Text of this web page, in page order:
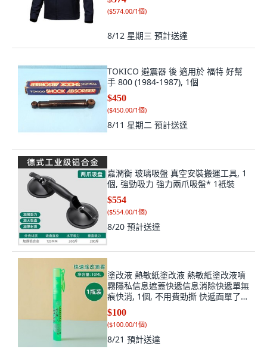
($574.00/1個)
8/12 星期三 預計送達
TOKICO 避震器 後 適用於 福特 好幫
手 800 (1984-1987), 1個
$450
($450.00/1個)
8/11 星期二 預計送達
嘉潤衡 玻璃吸盤 真空安裝搬運工具, 1
個, 強勁吸力 強力兩爪吸盤* 1衹裝
$554
($554.00/1個)
8/20 預計送達
塗改液 熱敏紙塗改液 熱敏紙塗改液噴
霧隱私信息遮蓋快遞信息消除快遞單無
痕快消, 1個, 不用費勁撕 快遞面單了,1
支塗改筆
$100
($100.00/1個)
8/21 預計送達